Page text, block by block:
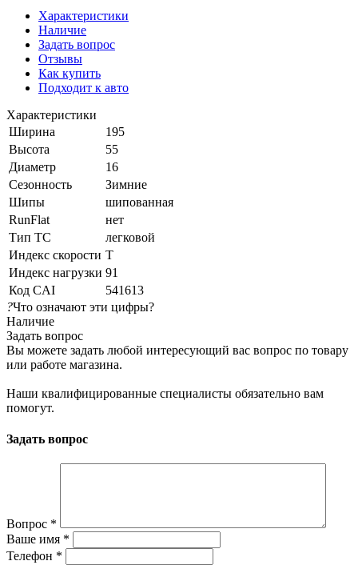
Характеристики
Наличие
Задать вопрос
Отзывы
Как купить
Подходит к авто
Характеристики
Ширина
195
Высота
55
Диаметр
16
Сезонность
Зимние
Шипы
шипованная
RunFlat
нет
Тип ТС
легковой
Индекс скорости T
Индекс нагрузки 91
Код CAI
541613
?Что означают эти цифры?
Наличие
Задать вопрос
Вы можете задать любой интересующий вас вопрос по товару
или работе магазина.
Наши квалифицированные специалисты обязательно вам
помогут.
Задать вопрос
Вопрос *
Ваше имя *
Телефон *